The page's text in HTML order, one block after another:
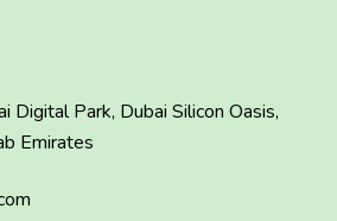
Digital Park, Dubai Silicon Oasis,
Emirates